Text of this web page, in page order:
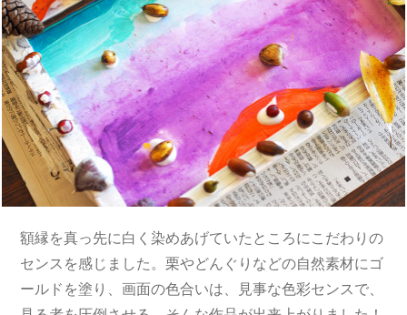
額縁を真っ先に白く染めあげていたところにこだわりの
センスを感じました。栗やどんぐりなどの自然素材にゴ
ールドを塗り、画面の色合いは、見事な色彩センスで、